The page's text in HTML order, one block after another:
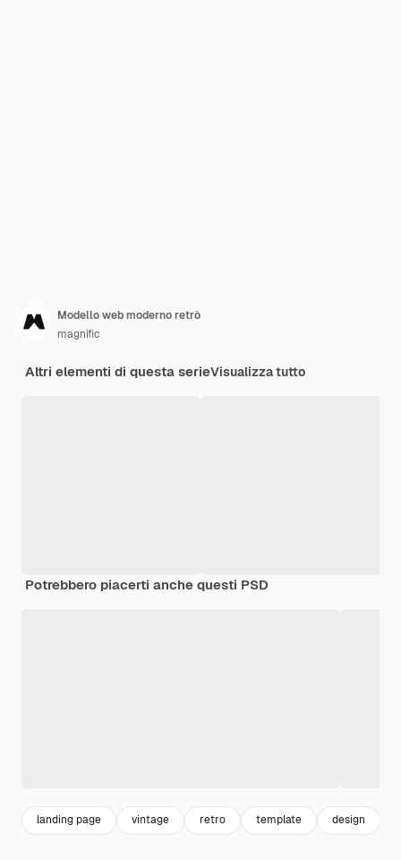
Modello web moderno retrò
magnific
Altri elementi di questa serieVisualizza tutto
Potrebbero piacerti anche questi PSD
landing page vintage retro template design